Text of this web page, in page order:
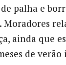
palha e
ainda que
de verão